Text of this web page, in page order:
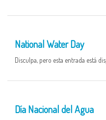
National Water Day
Disculpa, pero esta entrada está
Día Nacional del Agua